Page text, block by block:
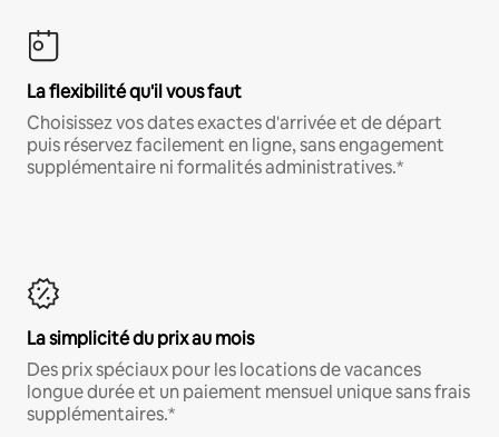
La flexibilité qu'il vous faut
Choisissez vos dates exactes d'arrivée et de départ
puis réservez facilement en ligne, sans engagement
supplémentaire ni formalités administratives.*
La simplicité du prix au mois
Des prix spéciaux pour les locations de vacances
longue durée et un paiement mensuel unique sans frais
supplémentaires.*